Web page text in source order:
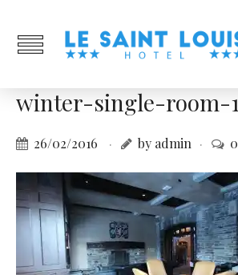
winter-single-room-1
26/02/2016 by admin 0